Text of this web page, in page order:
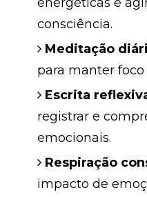
energéticas e
consciência.
Meditação
para manter foco
Escrita
registrar e
emocionais.
Respiração
impacto de